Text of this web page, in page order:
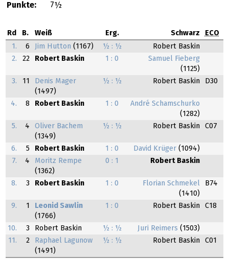
Punkte:
7½
Rd B. Weiß Erg. Schwarz
ECO
1.
6 Jim Hutton (1167) ½ : ½
Robert Baskin
2.
22 Robert Baskin 1 : 0
Samuel Fieberg
(1125)
3.
11
Denis Mager
(1497)
½ : ½ Robert Baskin D30
4. 8 Robert Baskin 1 : 0
André Schamschurko
(1282)
5.
4
Oliver Bachem
(1349)
½ : ½ Robert Baskin C07
6. 5 Robert Baskin 1 : 0 David Krüger (1094)
7.
4
Moritz Rempe
(1362)
0 : 1 Robert Baskin
8. 3 Robert Baskin 1 : 0
Florian Schmekel
(1410)
B74
9. 1
Leonid Sawlin
(1766)
1 : 0 Robert Baskin C18
10. 3 Robert Baskin ½ : ½ Juri Reimers (1503)
11.
2
Raphael Lagunow
(1491)
½ : ½ Robert Baskin C01